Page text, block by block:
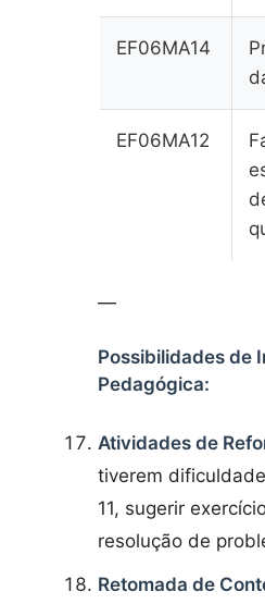
EF06MA14
EF06MA12
—
Possibilidades de
Pedagógica:
Atividades de
tiverem
11, sugerir
resolução de
Retomada de